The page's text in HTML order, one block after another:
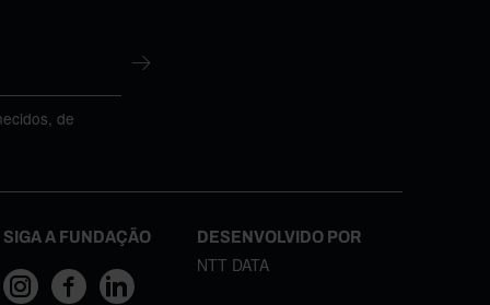
de
SIGA A FUNDAÇÃO DESENVOLVIDO POR
NTT DATA